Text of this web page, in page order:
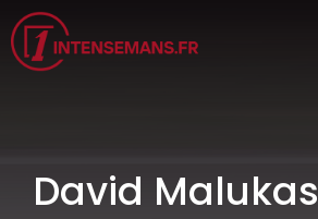
Aller
au
contenu
David Malukas